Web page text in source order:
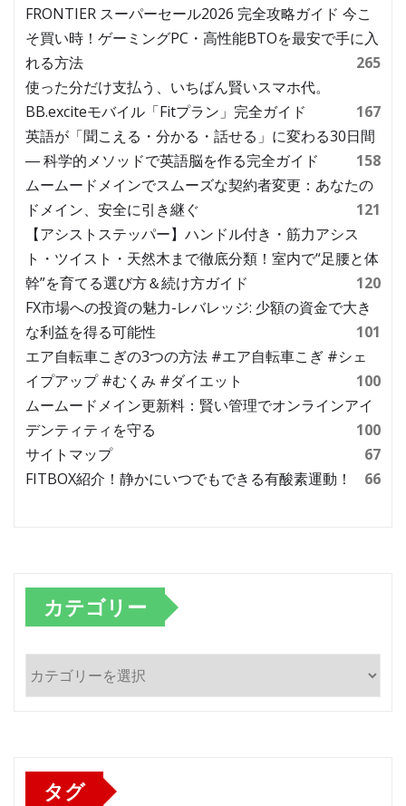
FRONTIER スーパーセール2026 完全攻略ガイド 今こ
そ買い時！ゲーミングPC・高性能BTOを最安で手に入
れる方法
265
使った分だけ支払う、いちばん賢いスマホ代。
BB.exciteモバイル「Fitプラン」完全ガイド
167
英語が「聞こえる・分かる・話せる」に変わる30日間
― 科学的メソッドで英語脳を作る完全ガイド
158
ムームードメインでスムーズな契約者変更：あなたの
ドメイン、安全に引き継ぐ
121
【アシストステッパー】ハンドル付き・筋力アシス
ト・ツイスト・天然木まで徹底分類！室内で“足腰と体
幹”を育てる選び方＆続け方ガイド
120
FX市場への投資の魅力-レバレッジ: 少額の資金で大き
な利益を得る可能性
101
エア自転車こぎの3つの方法 #エア自転車こぎ #シェ
イプアップ #むくみ #ダイエット
100
ムームードメイン更新料：賢い管理でオンラインアイ
デンティティを守る
100
サイトマップ
67
FITBOX紹介！静かにいつでもできる有酸素運動！
66
カテゴリー
テ
タグ